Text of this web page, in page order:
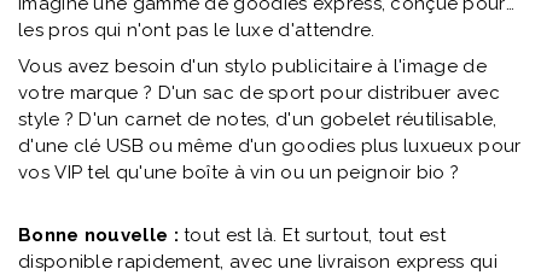
les pros qui n'ont pas le luxe d'attendre.
Vous avez besoin d'un stylo publicitaire à l'image de
votre marque ? D'un sac de sport pour distribuer avec
style ? D'un carnet de notes, d'un gobelet réutilisable,
d'une clé USB ou même d'un goodies plus luxueux pour
vos VIP tel qu'une boîte à vin ou un peignoir bio ?
Bonne nouvelle : tout est là. Et surtout, tout est
disponible rapidement, avec une livraison express qui